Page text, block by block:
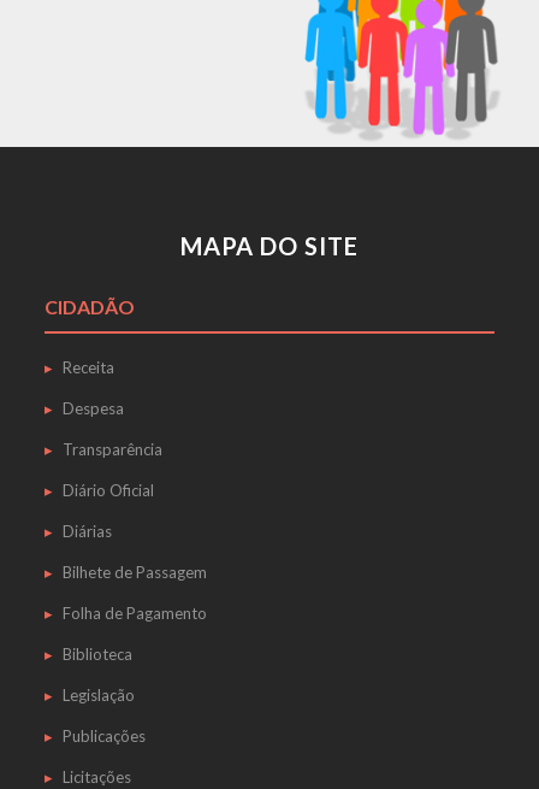
MAPA DO SITE
CIDADÃO
Receita
Despesa
Transparência
Diário Oficial
Diárias
Bilhete de Passagem
Folha de Pagamento
Biblioteca
Legislação
Publicações
Licitações